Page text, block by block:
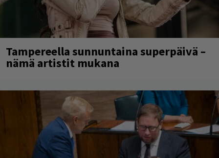
Tampereella sunnuntaina superpäivä –
nämä artistit mukana